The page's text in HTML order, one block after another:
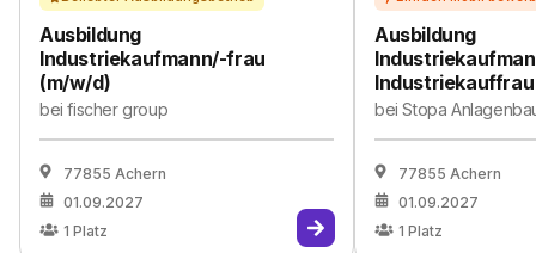
Ausbildung
Industriekaufmann/-frau
(m/w/d)
beifischer group
77855 Achern
01.09.2027
1 Platz
Ausbildung
beiStopa
77855 Achern
01.09.2027
1 Platz